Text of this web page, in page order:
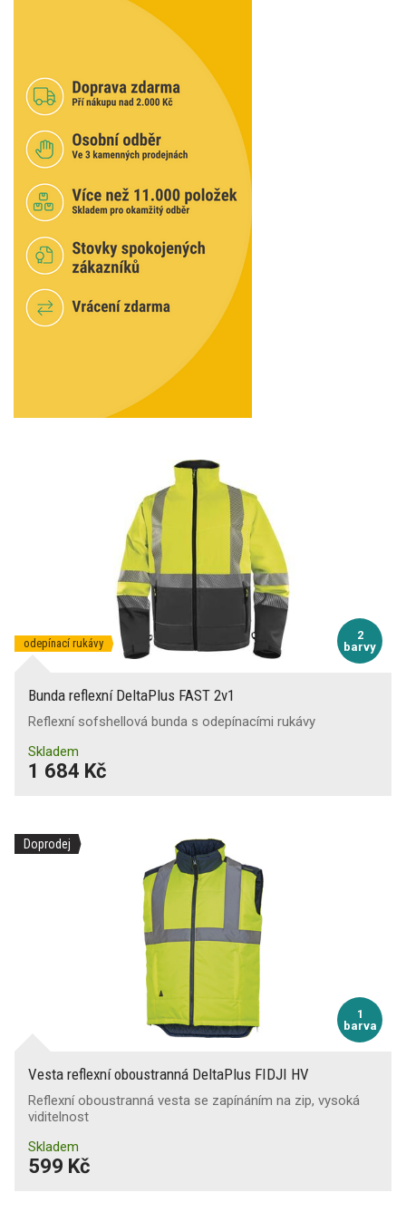
2
barvy
odepínací rukávy
Bunda reflexní DeltaPlus FAST 2v1
Reflexní sofshellová bunda s odepínacími rukávy
Skladem
1 684 Kč
Doprodej
1
barva
Vesta reflexní oboustranná DeltaPlus FIDJI HV
Reflexní oboustranná vesta se zapínáním na zip, vysoká
viditelnost
Skladem
599 Kč